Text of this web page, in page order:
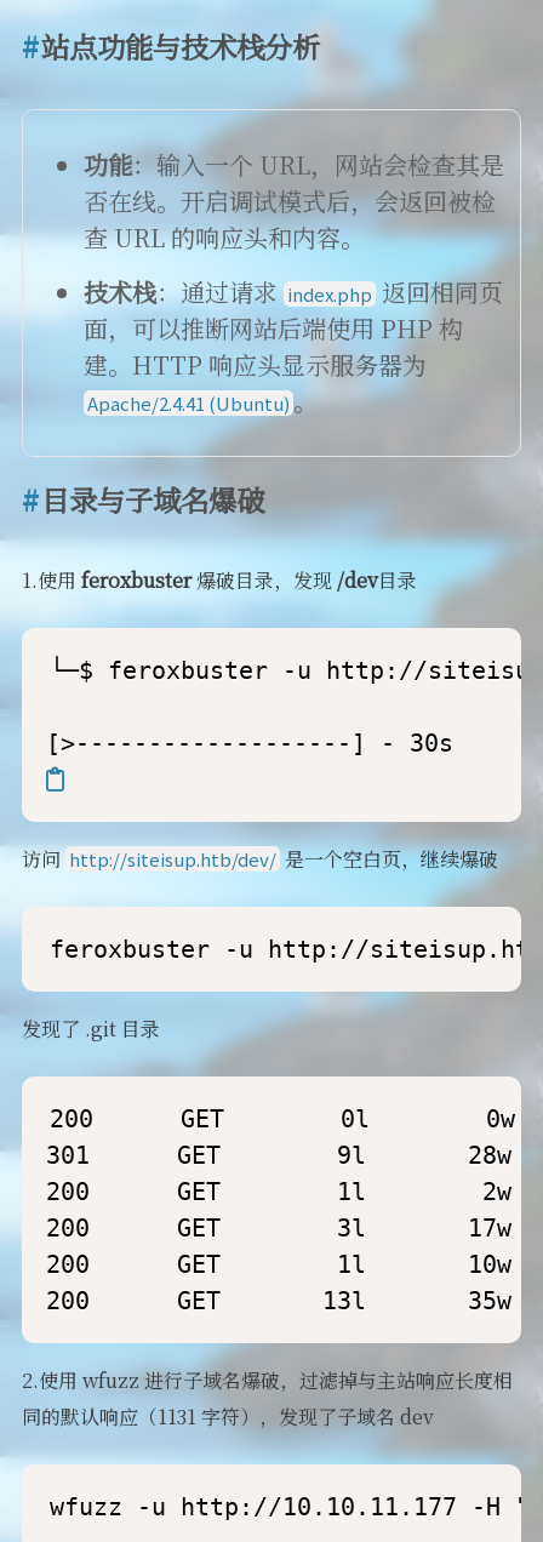
站点功能与技术栈分析
功能：输入一个 URL，网站会检查其是
否在线。开启调试模式后，会返回被检
查 URL 的响应头和内容。
技术栈：通过请求 index.php返回相同页
面，可以推断网站后端使用 PHP 构
建。HTTP 响应头显示服务器为
Apache/2.4.41 (Ubuntu)。
目录与子域名爆破
1.使用 feroxbuster爆破目录，发现 /dev目录
└─$ feroxbuster -u http://
访问 http://siteisup.htb/dev/是一个空白页，继续爆破
feroxbuster -u http://
发现了 .git 目录
200      GET        0l        0w
301      GET        9l       28w
200      GET        1l        2w
200      GET        3l       17w
200      GET        1l       10w
200      GET       13l       35w
2.使用 wfuzz 进行子域名爆破，过滤掉与主站响应长度相
同的默认响应（1131 字符），发现了子域名 dev
wfuzz -u http://10.10.11.177 -